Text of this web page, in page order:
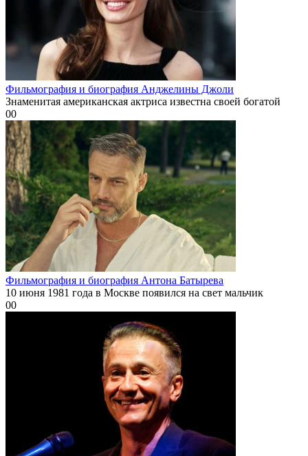
Фильмография и биография Анджелины Джоли
Знаменитая американская актриса известна своей богатой
00
Фильмография и биография Антона Батырева
10 июня 1981 года в Москве появился на свет мальчик
00